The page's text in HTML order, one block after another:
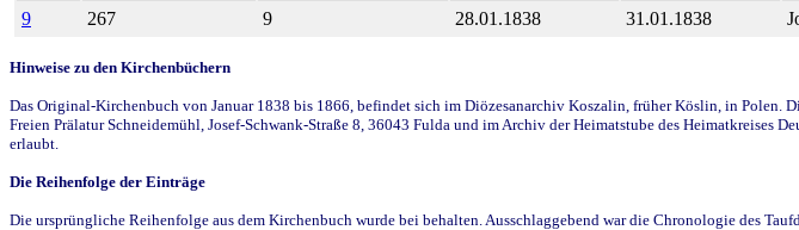
9
267 9 28.01.1838 31.01.1838
Hinweise zu den Kirchenbüchern
Das Original-Kirchenbuch von Januar 1838 bis 1866, befindet sich im Diözesanarchiv Koszalin, früher Köslin, in
Freien Prälatur Schneidemühl, Josef-Schwank-Straße 8, 36043 Fulda und im Archiv der Heimatstube des Heimatkreises
erlaubt.
Die Reihenfolge der Einträge
Die ursprüngliche Reihenfolge aus dem Kirchenbuch wurde bei behalten. Ausschlaggebend war die Chronologie des